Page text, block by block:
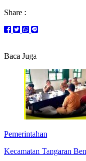
Share :
Baca Juga
Pemerintahan
Kecamatan Tangaran